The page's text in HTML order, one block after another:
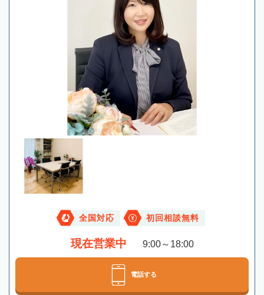
全国対応 初回相談無料
現在営業中 9:00～18:00
電話する